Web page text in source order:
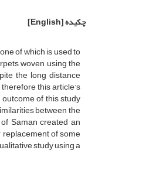
چکیده[English]
of which is used to
woven using the
the long distance
this article’s
of this study
between the
Saman created an
of some
study using a